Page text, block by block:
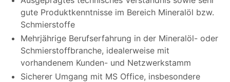
gute Produktkenntnisse im Bereich Mineralöl bzw.
Schmierstoffe
Mehrjährige Berufserfahrung in der Mineralöl- oder
Schmierstoffbranche, idealerweise mit
vorhandenem Kunden- und Netzwerkstamm
Sicherer Umgang mit MS Office, insbesondere